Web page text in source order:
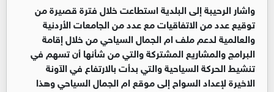
واشار الرحيبة إلى البلدية استطاعت خلال فترة قصيرة من
توقيع عدد من الاتفاقيات مع عدد من الجامعات الأردنية
والعالمية لدعم ملف ام الجمال السياحي من خلال إقامة
البرامج والمشاريع المشتركة والتي من شأنها أن تسهم في
تنشيط الحركة السياحية والتي بدأت بالارتفاع في الآونة
الاخيرة لإعداد السواح إلى موقع ام الجمال السياحي وهذا